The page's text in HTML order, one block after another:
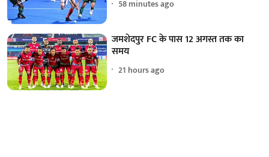
58 minutes ago
जमशेदपुर FC के पास 12 अगस्त तक का
समय
21 hours ago